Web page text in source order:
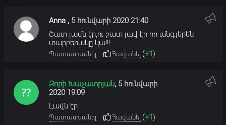
Anna , 5 հունվարի 2020 21:40
Պատասխանել Հավանել (+1)
Շատ լավն էր,ու շատ լավ էր որ անգլերեն
տարբերակը կա!!!
Զորի Խաչատրյան, 5 հունվարի
2020 19:09
Պատասխանել Հավանել (+1)
Լավն էր